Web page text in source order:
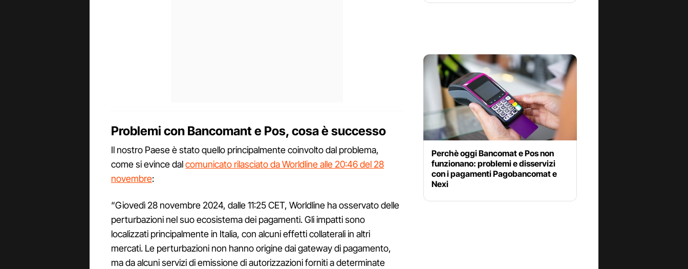
Problemi con Bancomant e Pos, cosa è successo
Il nostro Paese è stato quello principalmente coinvolto dal problema,
come si evince dalcomunicato rilasciato da Worldline alle 20:46 del 28
novembre:
“Giovedì 28 novembre 2024, dalle 11:25 CET, Worldline ha osservato delle
perturbazioni nel suo ecosistema dei pagamenti. Gli impatti sono
localizzati principalmente in Italia, con alcuni effetti collaterali in altri
mercati. Le perturbazioni non hanno origine dai gateway di pagamento,
ma da alcuni servizi di emissione di autorizzazioni forniti a determinate
Perchè oggi Bancomat e Pos non
funzionano: problemi e disservizi
con i pagamenti Pagobancomat e
Nexi